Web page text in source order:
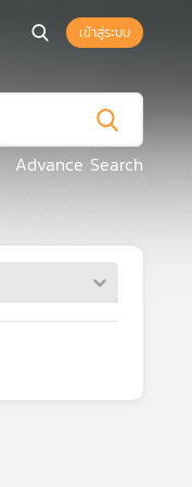
เข้าสู่ระบบ
Advance Search